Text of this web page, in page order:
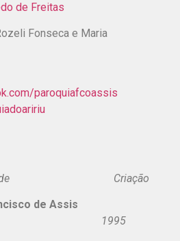
de Freitas
Fonseca e Maria
paroquiafcoassis
Criação
de Assis
1995